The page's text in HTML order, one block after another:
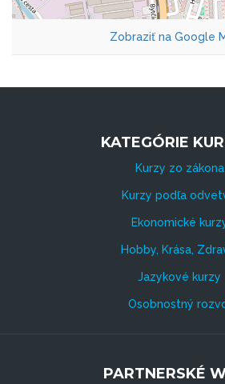
Zobraziť na Google
KATEGÓRIE
Kurzy zo zákona
Kurzy podľa
Ekonomické
Hobby, Krása,
Jazykové kurzy
Osobnostný
PARTNERSKÉ